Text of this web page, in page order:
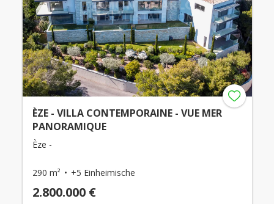
ÈZE - VILLA CONTEMPORAINE - VUE MER
PANORAMIQUE
Èze -
290 m² +5 Einheimische
2.800.000 €